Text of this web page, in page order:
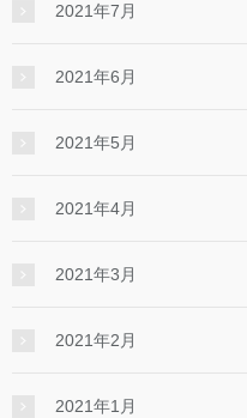
2021年7月
2021年6月
2021年5月
2021年4月
2021年3月
2021年2月
2021年1月